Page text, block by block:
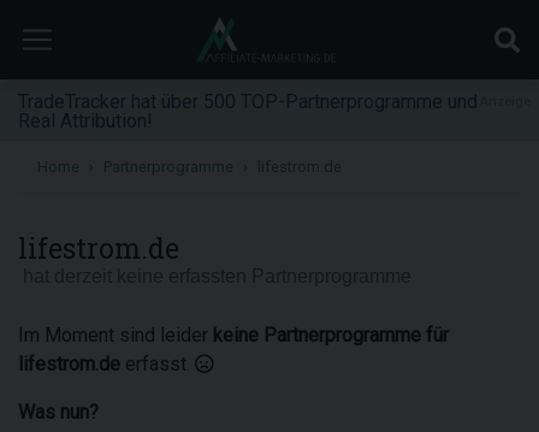
TradeTracker hat über 500 TOP-Partnerprogramme und
Real Attribution!
Home Partnerprogramme
lifestrom.de
Im Moment sind leider keine Partnerprogramme für
lifestrom.de erfasst.
Was nun?